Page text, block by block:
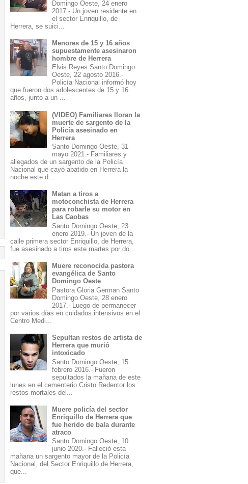
Domingo Oeste, 24 enero
2017.- Un joven residente en
el sector Enriquillo, de
Herrera, se suici...
Menores de 15 y 16 años
supuestamente asesinaron
hombre de Herrera
Elvis Reyes Santo Domingo
Oeste, 22 agosto 2016.-
Policía Nacional informó hoy
que fueron dos adolescentes de 15 y 16
años, junto a un ...
(VIDEO) Familiares lloran la
muerte de sargento de la
Policía asesinado en
Herrera
Santo Domingo Oeste, 31
mayo 2021.- Familiares y
allegados de un sargento de la Policía
Nacional que cayó abatido en Herrera la
noche este d...
Matan a tiros a
motoconchista de Herrera
para robarle su motor en
Las Caobas
Santo Domingo Oeste, 23
enero 2019.- Un joven de la
calle primera sector Enriquillo, de Herrera,
fue asesinado a tiros este martes por do...
Muere reconocida pastora
evangélica de Santo
Domingo Oeste
Pastora Gloria German Santo
Domingo Oeste, 28 enero
2017.- Luego de permanecer
por varios días en cuidados intensivos en el
Centro Medi...
Sepultan restos de artista de
Herrera que murió
intoxicado
Santo Domingo Oeste, 15
febrero 2016.- Fueron
sepultados la mañana de este
lunes en el cementerio Cristo Redentor los
restos mortales del...
Muere policía del sector
Enriquillo de Herrera que
fue herido de bala durante
atraco
Santo Domingo Oeste, 10
junio 2020.- Falleció esta
mañana un sargento mayor de la Policía
Nacional, del Sector Enriquillo de Herrera,
que...